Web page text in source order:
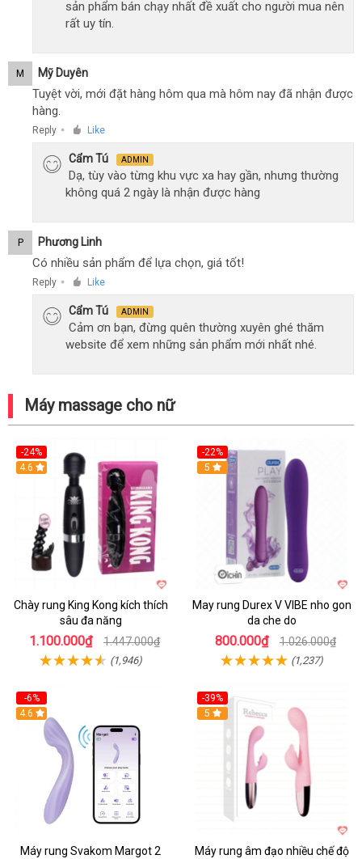
sản phẩm bán chạy nhất đề xuất cho người mua nên
rất uy tín.
M Mỹ Duyên
Tuyệt vời, mới đặt hàng hôm qua mà hôm nay đã nhận được
hàng.
Reply ● Like
Cẩm Tú ADMIN
Dạ, tùy vào từng khu vực xa hay gần, nhưng thường
không quá 2 ngày là nhận được hàng
P Phương Linh
Có nhiều sản phẩm để lựa chọn, giá tốt!
Reply ● Like
Cẩm Tú ADMIN
Cảm ơn bạn, đừng quên thường xuyên ghé thăm
website để xem những sản phẩm mới nhất nhé.
Máy massage cho nữ
-24%
4.6
Chày rung King Kong kích thích
sâu đa năng
1.100.000₫ 1.447.000₫
(1,946)
-22%
Hot
5
May rung Durex V VIBE nho gon
da che do
800.000₫ 1.026.000₫
(1,237)
-6%
4.6
Máy rung Svakom Margot 2
-39%
Hot
5
Máy rung âm đạo nhiều chế độ